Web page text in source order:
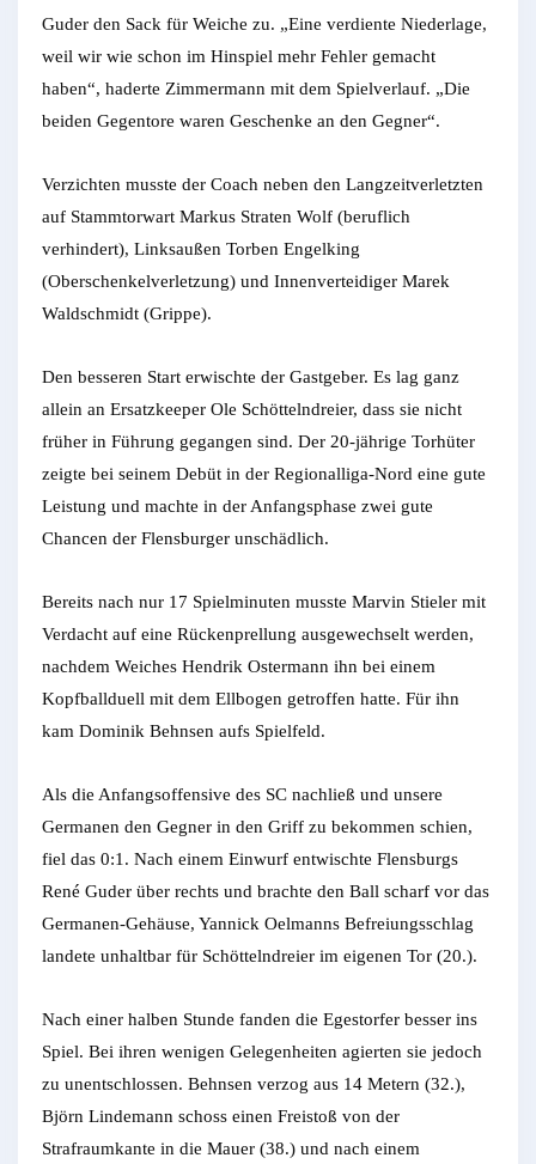
Guder den Sack für Weiche zu. „Eine verdiente Niederlage,
weil wir wie schon im Hinspiel mehr Fehler gemacht
haben“, haderte Zimmermann mit dem Spielverlauf. „Die
beiden Gegentore waren Geschenke an den Gegner“.
Verzichten musste der Coach neben den Langzeitverletzten
auf Stammtorwart Markus Straten Wolf (beruflich
verhindert), Linksaußen Torben Engelking
(Oberschenkelverletzung) und Innenverteidiger Marek
Waldschmidt (Grippe).
Den besseren Start erwischte der Gastgeber. Es lag ganz
allein an Ersatzkeeper Ole Schöttelndreier, dass sie nicht
früher in Führung gegangen sind. Der 20-jährige Torhüter
zeigte bei seinem Debüt in der Regionalliga-Nord eine gute
Leistung und machte in der Anfangsphase zwei gute
Chancen der Flensburger unschädlich.
Bereits nach nur 17 Spielminuten musste Marvin Stieler mit
Verdacht auf eine Rückenprellung ausgewechselt werden,
nachdem Weiches Hendrik Ostermann ihn bei einem
Kopfballduell mit dem Ellbogen getroffen hatte. Für ihn
kam Dominik Behnsen aufs Spielfeld.
Als die Anfangsoffensive des SC nachließ und unsere
Germanen den Gegner in den Griff zu bekommen schien,
fiel das 0:1. Nach einem Einwurf entwischte Flensburgs
René Guder über rechts und brachte den Ball scharf vor das
Germanen-Gehäuse, Yannick Oelmanns Befreiungsschlag
landete unhaltbar für Schöttelndreier im eigenen Tor (20.).
Nach einer halben Stunde fanden die Egestorfer besser ins
Spiel. Bei ihren wenigen Gelegenheiten agierten sie jedoch
zu unentschlossen. Behnsen verzog aus 14 Metern (32.),
Björn Lindemann schoss einen Freistoß von der
Strafraumkante in die Mauer (38.) und nach einem